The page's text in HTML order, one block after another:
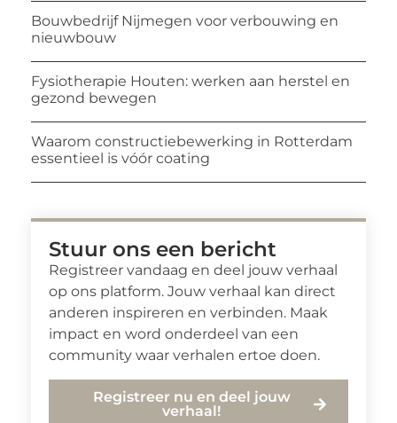
Bouwbedrijf Nijmegen voor verbouwing en
nieuwbouw
Fysiotherapie Houten: werken aan herstel en
gezond bewegen
Waarom constructiebewerking in Rotterdam
essentieel is vóór coating
Stuur ons een bericht
Registreer vandaag en deel jouw verhaal
op ons platform. Jouw verhaal kan direct
anderen inspireren en verbinden. Maak
impact en word onderdeel van een
community waar verhalen ertoe doen.
Registreer nu en deel jouw
verhaal!